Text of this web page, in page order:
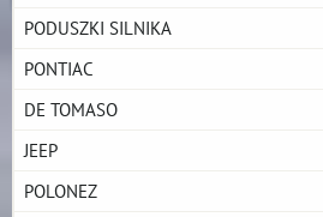
PODUSZKI SILNIKA
PONTIAC
DE TOMASO
JEEP
POLONEZ